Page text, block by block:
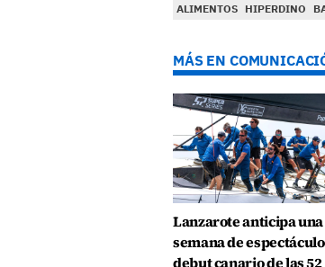
ALIMENTOS HIPERDINO
MÁS EN
Lanzarote anticipa una
semana de
debut canario de las 52